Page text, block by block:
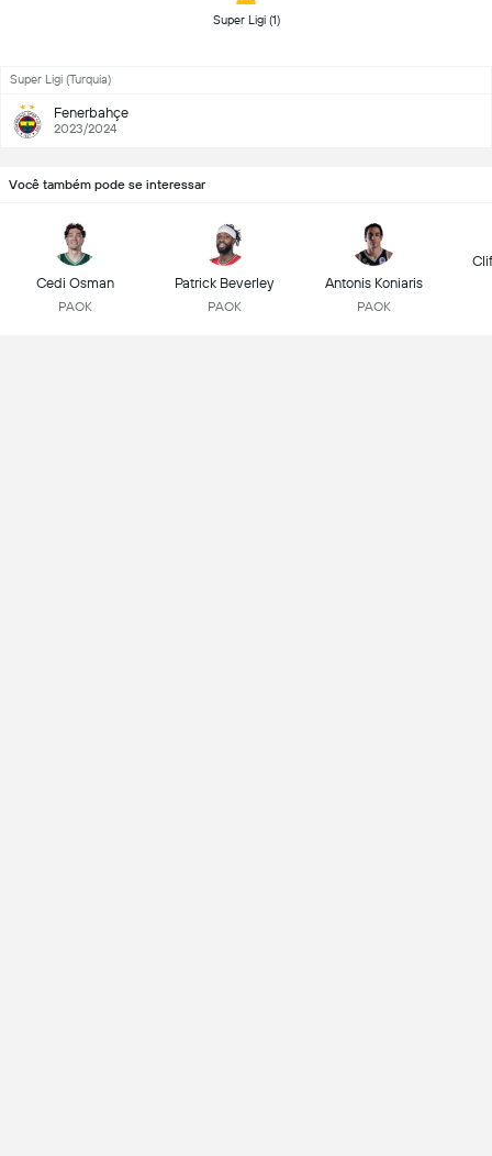
Super Ligi (1)
Super Ligi (Turquia)
Fenerbahçe
2023/2024
Você também pode se interessar
Cedi Osman
PAOK
Patrick Beverley
PAOK
Antonis Koniaris
PAOK